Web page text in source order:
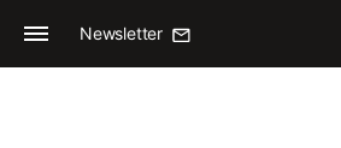
Newsletter